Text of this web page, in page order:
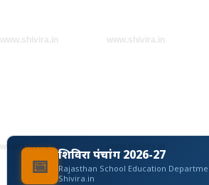
📅 शिविरा पंचांग 2026-27
Rajasthan School Education
Shivira.in
www.shivira.in
www.shivira.in
www.shivira.in
www.shivira.in